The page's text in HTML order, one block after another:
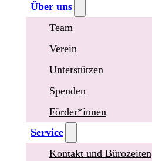
Über uns
Team
Verein
Unterstützen
Spenden
Förder*innen
Service
Kontakt und Bürozeiten